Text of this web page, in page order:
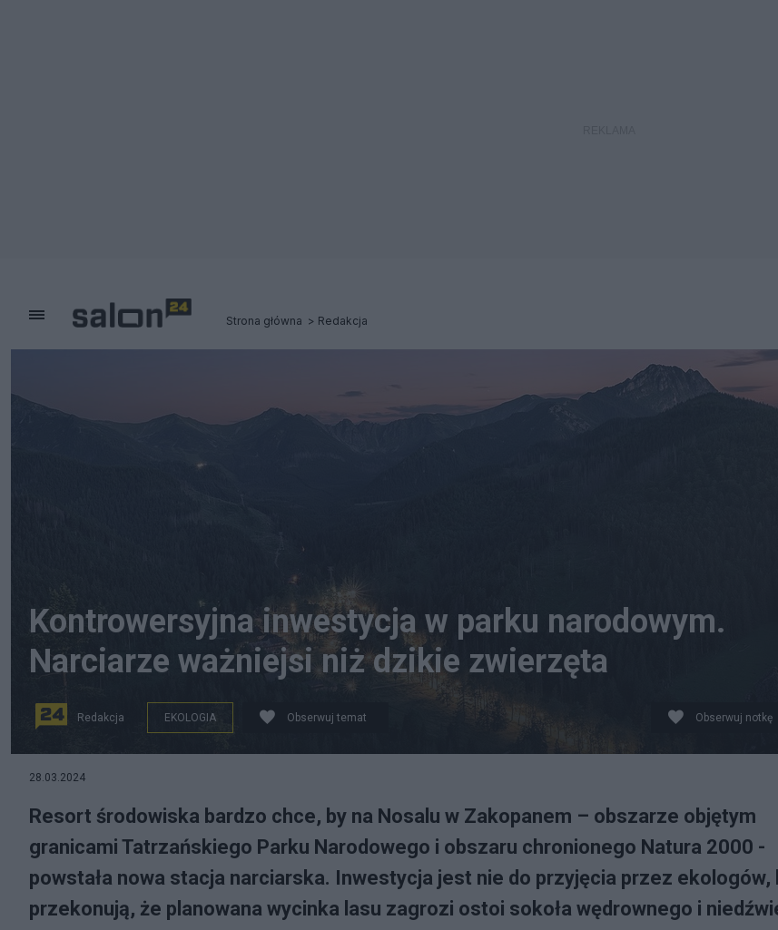
Strona główna Redakcja
Kontrowersyjna inwestycja w parku narodowym.
Narciarze ważniejsi niż dzikie zwierzęta
Redakcja EKOLOGIA Obserwuj temat Obserwuj notkę
28.03.2024
Resort środowiska bardzo chce, by na Nosalu w Zakopanem – obszarze objętym
granicami Tatrzańskiego Parku Narodowego i obszaru chronionego Natura 2000 -
powstała nowa stacja narciarska. Inwestycja jest nie do przyjęcia przez ekologów,
przekonują, że planowana wycinka lasu zagrozi ostoi sokoła wędrownego i